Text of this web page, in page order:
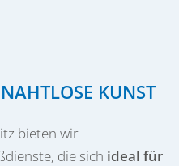
KUNST
bieten wir
die sich ideal für